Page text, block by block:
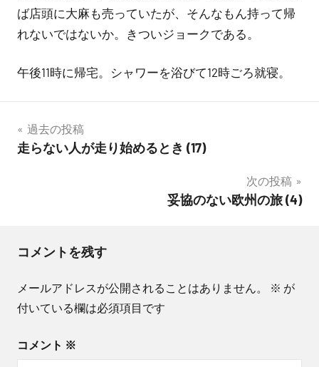
ば店頭に大麻も売っていたが、そんなもん持って帰
れないではないか。きついジョークである。
午後11時に帰宅。シャワーを浴びて12時ごろ就寝。
投
稿
ゲ
シ
ン
過去の投稿
走らない人が走り始めるとき (17)
次の投稿
妥協のない欧州の旅 (4)
コメントを残す
メールアドレスが公開されることはありません。 ※ が
付いている欄は必須項目です
コメント ※